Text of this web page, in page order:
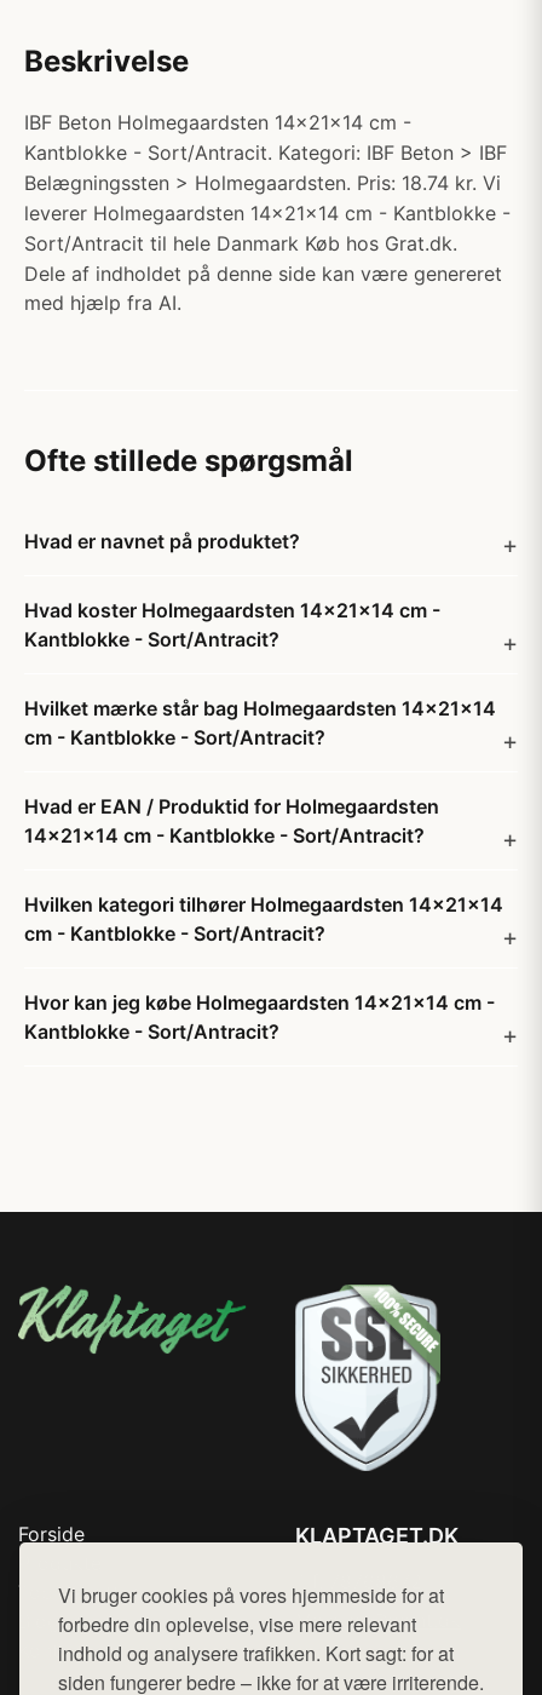
Vi bruger cookies på vores hjemmeside for at
forbedre din oplevelse, vise mere relevant
indhold og analysere trafikken. Kort sagt: for at
siden fungerer bedre – ikke for at være irriterende.
Beskrivelse
IBF Beton Holmegaardsten 14x21x14 cm -
Kantblokke - Sort/Antracit. Kategori: IBF Beton > IBF
Belægningssten > Holmegaardsten. Pris: 18.74 kr. Vi
leverer Holmegaardsten 14x21x14 cm - Kantblokke -
Sort/Antracit til hele Danmark Køb hos Grat.dk.
Dele af indholdet på denne side kan være genereret
med hjælp fra AI.
Ofte stillede spørgsmål
Hvad er navnet på produktet?
Hvad koster Holmegaardsten 14x21x14 cm -
Kantblokke - Sort/Antracit?
Hvilket mærke står bag Holmegaardsten 14x21x14
cm - Kantblokke - Sort/Antracit?
Hvad er EAN / Produktid for Holmegaardsten
14x21x14 cm - Kantblokke - Sort/Antracit?
Hvilken kategori tilhører Holmegaardsten 14x21x14
cm - Kantblokke - Sort/Antracit?
Hvor kan jeg købe Holmegaardsten 14x21x14 cm -
Kantblokke - Sort/Antracit?
Forside
Top Rabatter
Blog
Kontakt
KLAPTAGET.DK
Mail: hej@want.dk
Cookie- og privatlivspolitik